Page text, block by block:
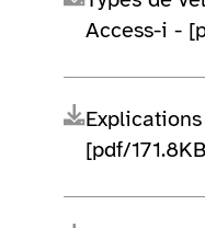
Access-i -
[pdf/